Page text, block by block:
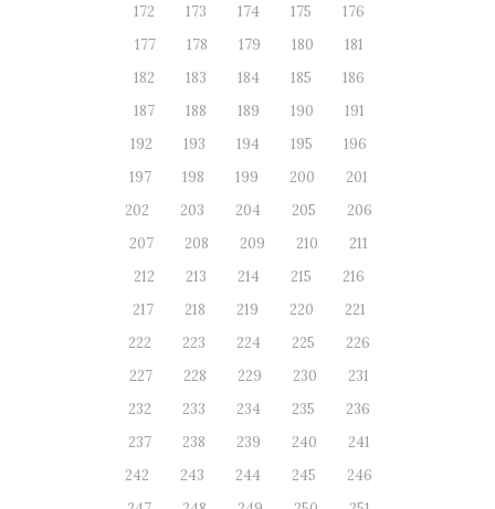
172
173 174 175
176
177
178 179 180
181
182
183 184 185
186
187
188 189 190
191
192
193 194 195
196
197
198 199 200
201
202
203 204 205
206
207
208 209 210
211
212
213 214 215
216
217
218 219 220
221
222
223 224 225
226
227
228 229 230
231
232
233 234 235
236
237
238 239 240
241
242
243 244 245
246